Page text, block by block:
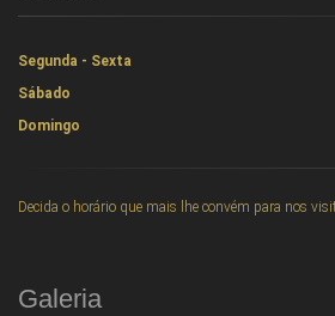
Segunda - Sexta
Sábado
Domingo
Decida o horário que mais lhe convém para nos
Galeria